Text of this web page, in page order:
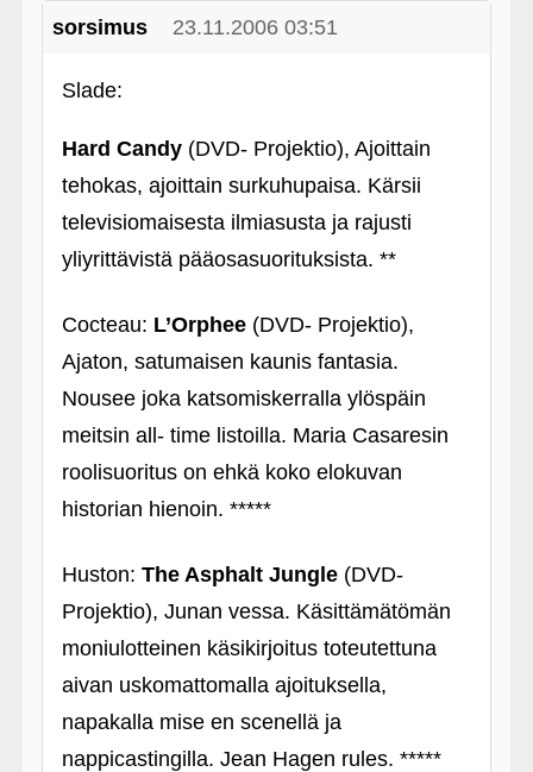
sorsimus 23.11.2006 03:51
Slade:
Hard Candy(DVD- Projektio), Ajoittain
tehokas, ajoittain surkuhupaisa. Kärsii
televisiomaisesta ilmiasusta ja rajusti
yliyrittävistä pääosasuorituksista. **
Cocteau: L’Orphee(DVD- Projektio),
Ajaton, satumaisen kaunis fantasia.
Nousee joka katsomiskerralla ylöspäin
meitsin all- time listoilla. Maria Casaresin
roolisuoritus on ehkä koko elokuvan
historian hienoin. *****
Huston: The Asphalt Jungle(DVD-
Projektio), Junan vessa. Käsittämätömän
moniulotteinen käsikirjoitus toteutettuna
aivan uskomattomalla ajoituksella,
napakalla mise en scenellä ja
nappicastingilla. Jean Hagen rules. *****